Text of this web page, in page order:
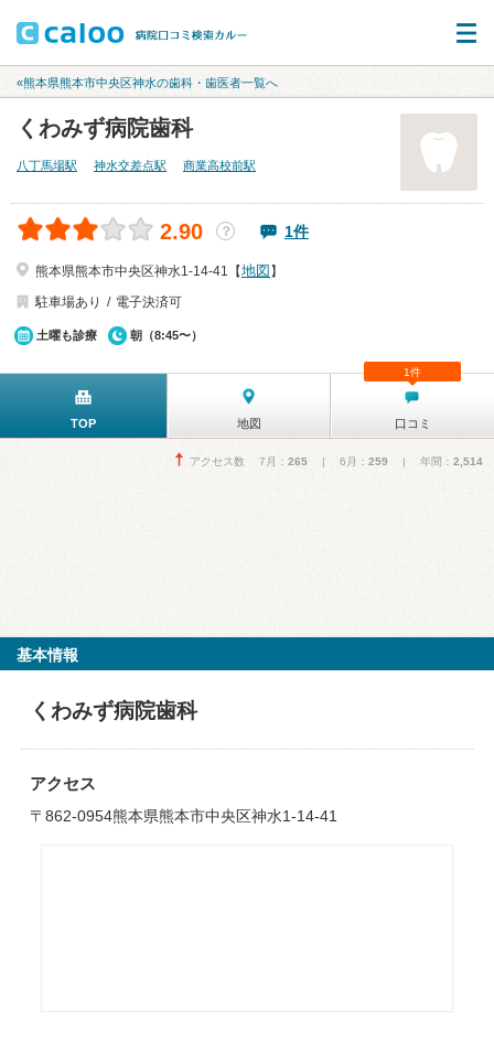
«熊本県熊本市中央区神水の歯科・歯医者一覧へ
くわみず病院歯科
八丁馬場駅 神水交差点駅 商業高校前駅
2.90 ？ 1件
熊本県熊本市中央区神水1-14-41【地図 】
駐車場あり
電子決済可
土曜も診療 朝（8:45〜）
TOP 地図 口コミ
1件
アクセス数 7月： 265 | 6月： 259 | 年間： 2,514
基本情報
くわみず病院歯科
アクセス
〒862-0954熊本県熊本市中央区神水1-14-41